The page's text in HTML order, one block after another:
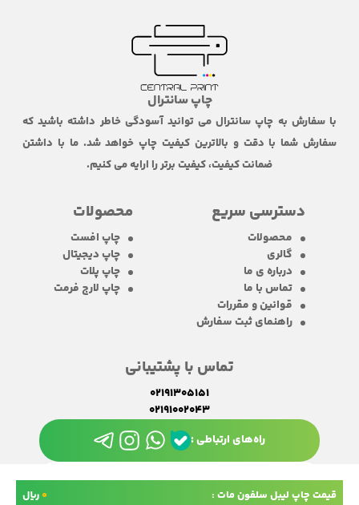
قیمت چاپ لیبل سلفون مات : 0ریال
چاپ سانترال
با سفارش به چاپ سانترال می توانید آسودگی خاطر داشته باشید که
سفارش شما با دقت و بالاترین کیفیت چاپ خواهد شد. ما با داشتن
ضمانت کیفیت، کیفیت برتر را ارایه می کنیم.
دسترسی سریع
محصولات
گالری
درباره ی ما
تماس با ما
قوانین و مقررات
راهنمای ثبت سفارش
محصولات
چاپ افست
چاپ دیجیتال
چاپ پلات
چاپ لارج فرمت
تماس با پشتیبانی
02191305151
02191002043
راه‌های ارتباطی :